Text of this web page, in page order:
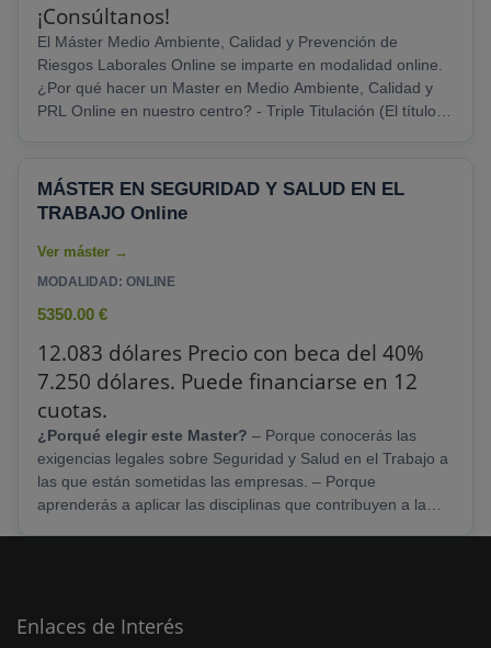
¡Consúltanos!
El Máster Medio Ambiente, Calidad y Prevención de
Riesgos Laborales Online se imparte en modalidad online.
¿Por qué hacer un Master en Medio Ambiente, Calidad y
PRL Online en nuestro centro? - Triple Titulación (El título
Mundo - Puede, si lo desea, cursar una parte del programa
en otras sedes que se imparte (sin coste añadido) - 8000
MÁSTER EN SEGURIDAD Y SALUD EN EL
TRABAJO Online
MODALIDAD: ONLINE
5350.00 €
12.083 dólares Precio con beca del 40%
7.250 dólares. Puede financiarse en 12
cuotas.
¿Porqué elegir este Master?
exigencias legales sobre Seguridad y Salud en el Trabajo a
las que están sometidas las empresas. – Porque
aprenderás a aplicar las disciplinas que contribuyen a la
fundamentos de las técnicas......
Enlaces de Interés